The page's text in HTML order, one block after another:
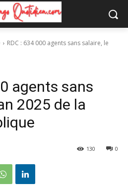
RDC : 634 000 agents sans salaire, le
agents sans
2025 de la
0
130